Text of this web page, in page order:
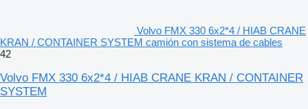
Volvo FMX 330 6x2*4 / HIAB CRANE
KRAN / CONTAINER SYSTEM camión con sistema de cables
42
Volvo FMX 330 6x2*4 / HIAB CRANE KRAN / CONTAINER
SYSTEM